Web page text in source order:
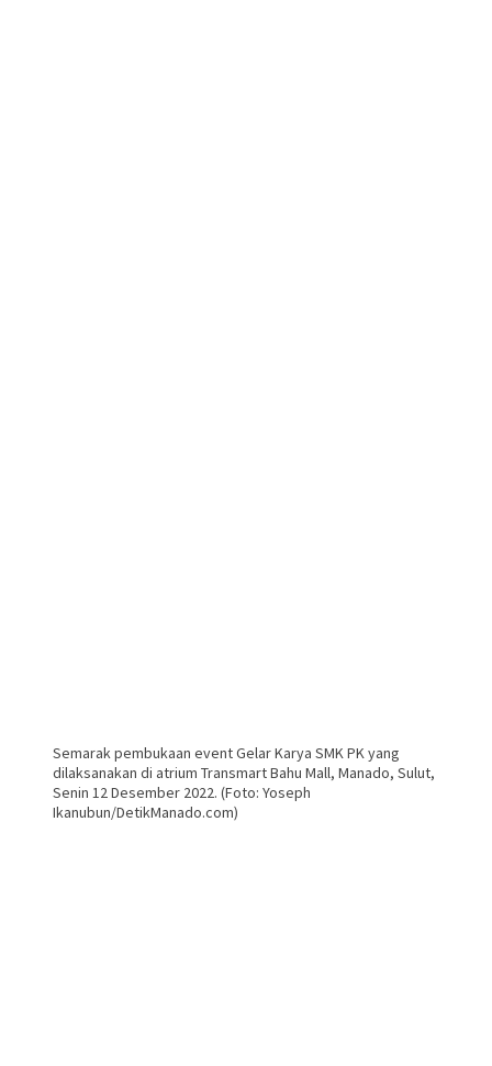
Semarak pembukaan event Gelar Karya SMK PK yang
dilaksanakan di atrium Transmart Bahu Mall, Manado, Sulut,
Senin 12 Desember 2022. (Foto: Yoseph
Ikanubun/DetikManado.com)